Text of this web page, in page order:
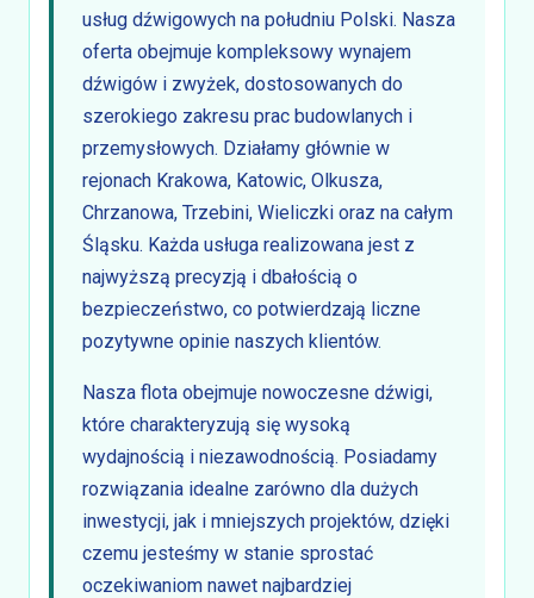
usług dźwigowych na południu Polski. Nasza
oferta obejmuje kompleksowy wynajem
dźwigów i zwyżek, dostosowanych do
szerokiego zakresu prac budowlanych i
przemysłowych. Działamy głównie w
rejonach Krakowa, Katowic, Olkusza,
Chrzanowa, Trzebini, Wieliczki oraz na całym
Śląsku. Każda usługa realizowana jest z
najwyższą precyzją i dbałością o
bezpieczeństwo, co potwierdzają liczne
pozytywne opinie naszych klientów.
Nasza flota obejmuje nowoczesne dźwigi,
które charakteryzują się wysoką
wydajnością i niezawodnością. Posiadamy
rozwiązania idealne zarówno dla dużych
inwestycji, jak i mniejszych projektów, dzięki
czemu jesteśmy w stanie sprostać
oczekiwaniom nawet najbardziej